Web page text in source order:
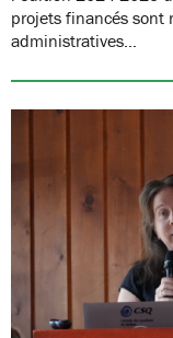
projets financés sont
administratives…